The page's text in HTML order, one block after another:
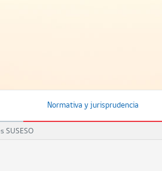
Normativa y jurisprudencia
SUSESO